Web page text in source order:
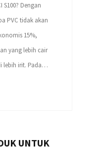
Dengan
PVC tidak akan
15%,
yang lebih cair
lebih irit. Pada…
UNTUK